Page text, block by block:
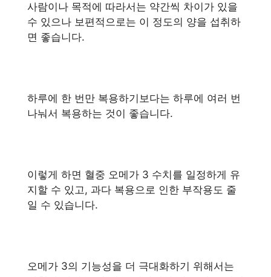
사람이나 목적에 따라서는 약간씩 차이가 있을
수 있으나 보편적으로는 이 정도의 양을 섭취하
면 좋습니다.
하루에 한 번만 복용하기보다는 하루에 여러 번
나눠서 복용하는 것이 좋습니다.
이렇게 하면 혈중 오메가 3 수치를 일정하게 유
지할 수 있고, 과다 복용으로 인한 부작용도 줄
일 수 있습니다.
오메가 3의 기능성을 더 극대화하기 위해서는